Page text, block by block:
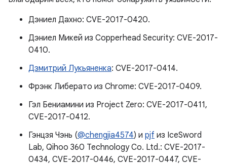
Дэниел Дахно: CVE-2017-0420.
Дэниел Микей из Copperhead Security: CVE-2017-
0410.
Дзмитрий Лукьяненка: CVE-2017-0414.
Фрэнк Либерато из Chrome: CVE-2017-0409.
Гэл Бениамини из Project Zero: CVE-2017-0411,
CVE-2017-0412.
Гэнцзя Чэнь (@chengjia4574) и pjf из IceSword
Lab, Qihoo 360 Technology Co. Ltd.: CVE-2017-
0434, CVE-2017-0446, CVE-2017-0447, CVE-